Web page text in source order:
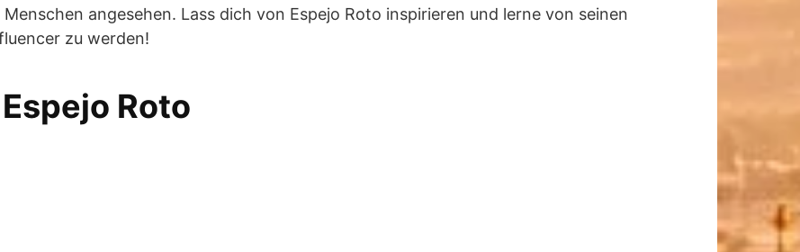
angesehen. Lass dich von Espejo Roto inspirieren und lerne von seinen
zu werden!
Roto